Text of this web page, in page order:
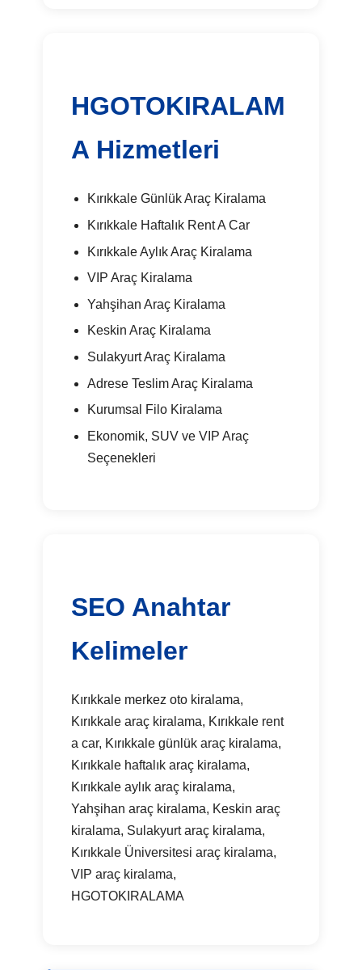
HGOTOKIRALAM
A Hizmetleri
Kırıkkale Günlük Araç Kiralama
Kırıkkale Haftalık Rent A Car
Kırıkkale Aylık Araç Kiralama
VIP Araç Kiralama
Yahşihan Araç Kiralama
Keskin Araç Kiralama
Sulakyurt Araç Kiralama
Adrese Teslim Araç Kiralama
Kurumsal Filo Kiralama
Ekonomik, SUV ve VIP Araç
Seçenekleri
SEO Anahtar
Kelimeler
Kırıkkale merkez oto kiralama,
Kırıkkale araç kiralama, Kırıkkale rent
a car, Kırıkkale günlük araç kiralama,
Kırıkkale haftalık araç kiralama,
Kırıkkale aylık araç kiralama,
Yahşihan araç kiralama, Keskin araç
kiralama, Sulakyurt araç kiralama,
Kırıkkale Üniversitesi araç kiralama,
VIP araç kiralama,
HGOTOKIRALAMA